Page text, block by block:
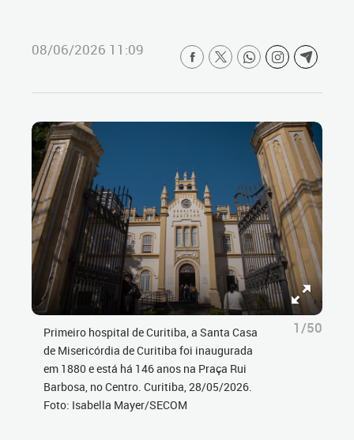
08/06/2026 11:09
Primeiro hospital de Curitiba, a Santa Casa
de Misericórdia de Curitiba foi inaugurada
em 1880 e está há 146 anos na Praça Rui
Barbosa, no Centro. Curitiba, 28/05/2026.
Foto: Isabella Mayer/SECOM
1/50